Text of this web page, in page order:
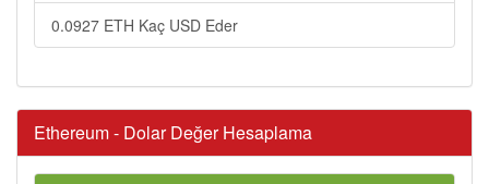
0.0927 ETH Kaç USD Eder
Ethereum - Dolar Değer Hesaplama